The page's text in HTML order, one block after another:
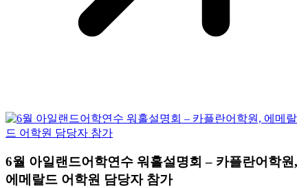
6월 아일랜드어학연수 워홀설명회 – 카플란어학원,
에메랄드 어학원 담당자 참가